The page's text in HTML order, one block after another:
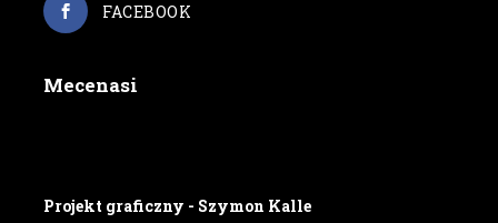
FACEBOOK
Mecenasi
Projekt graficzny - Szymon Kalle